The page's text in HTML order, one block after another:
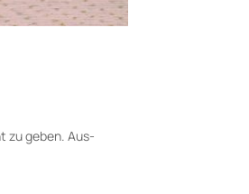
zu geben. Aus­